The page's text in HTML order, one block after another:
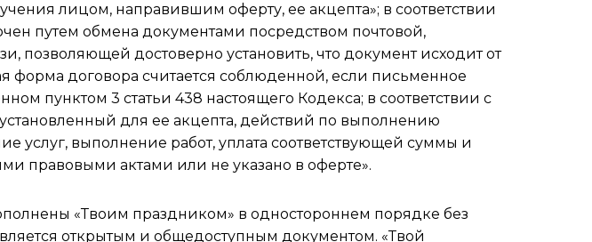
лицом, направившим оферту, ее акцепта»; в соответствии
путем обмена документами посредством почтовой,
позволяющей достоверно установить, что документ исходит от
форма договора считается соблюденной, если письменное
пунктом 3 статьи 438 настоящего Кодекса; в соответствии с
для ее акцепта, действий по выполнению
услуг, выполнение работ, уплата соответствующей суммы и
правовыми актами или не указано в оферте».
«Твоим праздником» в одностороннем порядке без
открытым и общедоступным документом. «Твой